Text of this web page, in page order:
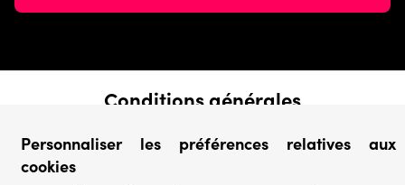
Conditions générales
› Conditions d’utilisation
› Confidentialité & Protection des Données
Personnaliser les préférences relatives aux
cookies